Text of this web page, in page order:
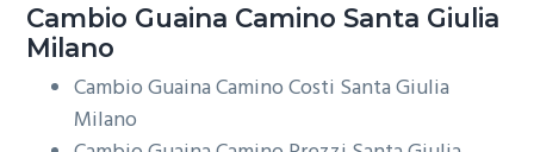
Cambio Guaina Camino Santa Giulia
Milano
Cambio Guaina Camino Costi Santa Giulia
Milano